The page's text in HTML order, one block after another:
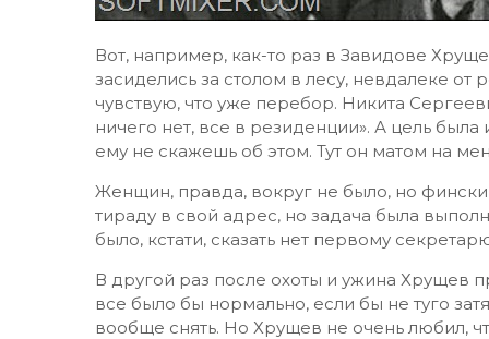
Вот, например, как-то раз в Завидове
засиделись за столом в лесу, невдалеке
чувствую, что уже перебор. Никита
ничего нет, все в резиденции». А цель
ему не скажешь об этом. Тут он матом на
Женщин, правда, вокруг не было, но
тираду в свой адрес, но задача была
было, кстати, сказать нет первому
В другой раз после охоты и ужина Хрущев
все было бы нормально, если бы не туго
вообще снять. Но Хрущев не очень любил,